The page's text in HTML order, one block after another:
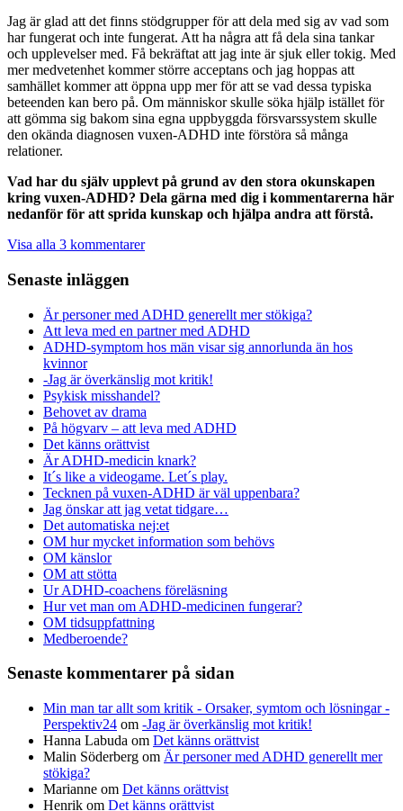
Jag är glad att det finns stödgrupper för att dela med sig av vad som
har fungerat och inte fungerat. Att ha några att få dela sina tankar
och upplevelser med. Få bekräftat att jag inte är sjuk eller tokig. Med
mer medvetenhet kommer större acceptans och jag hoppas att
samhället kommer att öppna upp mer för att se vad dessa typiska
beteenden kan bero på. Om människor skulle söka hjälp istället för
att gömma sig bakom sina egna uppbyggda försvarssystem skulle
den okända diagnosen vuxen-ADHD inte förstöra så många
relationer.
Vad har du själv upplevt på grund av den stora okunskapen
kring vuxen-ADHD? Dela gärna med dig i kommentarerna här
nedanför för att sprida kunskap och hjälpa andra att förstå.
Visa alla 3 kommentarer
Senaste inläggen
Är personer med ADHD generellt mer stökiga?
Att leva med en partner med ADHD
ADHD-symptom hos män visar sig annorlunda än hos
kvinnor
-Jag är överkänslig mot kritik!
Psykisk misshandel?
Behovet av drama
På högvarv – att leva med ADHD
Det känns orättvist
Är ADHD-medicin knark?
It´s like a videogame. Let´s play.
Tecknen på vuxen-ADHD är väl uppenbara?
Jag önskar att jag vetat tidgare…
Det automatiska nej:et
OM hur mycket information som behövs
OM känslor
OM att stötta
Ur ADHD-coachens föreläsning
Hur vet man om ADHD-medicinen fungerar?
OM tidsuppfattning
Medberoende?
Senaste kommentarer på sidan
Min man tar allt som kritik - Orsaker, symtom och lösningar -
Perspektiv24 om -Jag är överkänslig mot kritik!
Hanna Labuda om Det känns orättvist
Malin Söderberg om Är personer med ADHD generellt mer
stökiga?
Marianne om Det känns orättvist
Henrik om Det känns orättvist